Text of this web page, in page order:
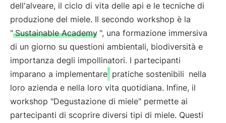
dell'alveare, il ciclo di vita delle api e le tecniche di
produzione del miele. Il secondo workshop è la
" Sustainable Academy ", una formazione immersiva
di un giorno su questioni ambientali, biodiversità e
importanza degli impollinatori. I partecipanti
imparano a implementare pratiche sostenibili nella
loro azienda e nella loro vita quotidiana. Infine, il
workshop "Degustazione di miele" permette ai
partecipanti di scoprire diversi tipi di miele. Questi